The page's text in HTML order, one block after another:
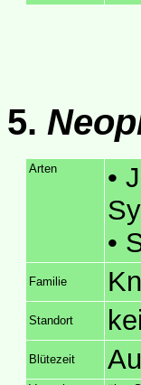
5.
Arten
•
•
Familie
Standort
Blütezeit